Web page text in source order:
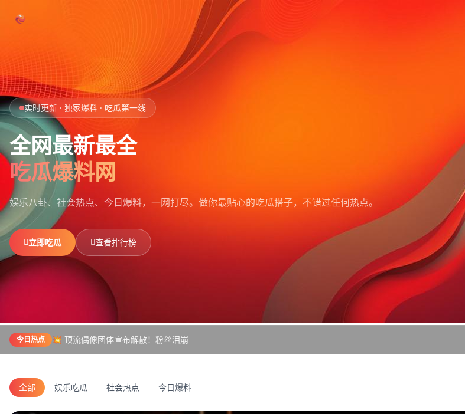
首页
娱乐吃瓜
社会热点
今日爆料
排行榜
社区
实时更新 · 独家爆料 · 吃瓜第一线
全网最新最全
吃瓜爆料网
娱乐八卦、社会热点、今日爆料，一网打尽。 做你最贴心的吃瓜搭子，不错过任何热点。
立即吃瓜 查看排行榜
今日热点 💥 顶流偶像团体宣布解散！粉丝泪崩
全部 娱乐吃瓜 社会热点 今日爆料